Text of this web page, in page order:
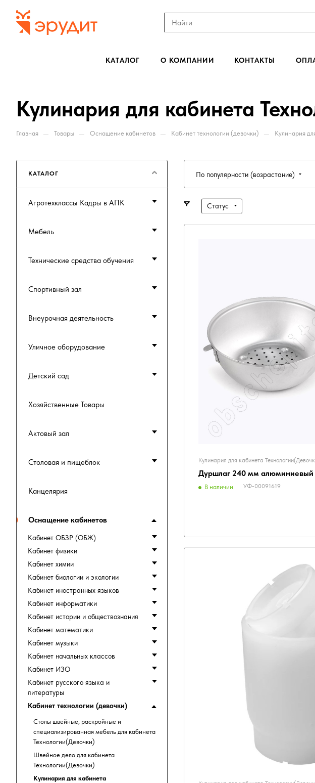
КАТАЛОГ О КОМПАНИИ КОНТАКТЫ
Кулинария для кабинета
Главная — Товары — Оснащение кабинетов — Кабинет технологии (девочки) — Кулинария
По популярности (возрастание)
Статус
Кулинария для кабинета
Дуршлаг 240 мм
В наличии УФ-00091619
КАТАЛОГ
Агротехклассы Кадры в АПК
Мебель
Технические средства обучения
Спортивный зал
Внеурочная деятельность
Уличное оборудование
Детский сад
Хозяйственные Товары
Актовый зал
Столовая и пищеблок
Канцелярия
Оснащение кабинетов
Кабинет ОБЗР (ОБЖ)
Кабинет физики
Кабинет химии
Кабинет биологии и экологии
Кабинет иностранных языков
Кабинет информатики
Кабинет истории и обществознания
Кабинет математики
Кабинет музыки
Кабинет начальных классов
Кабинет ИЗО
Кабинет русского языка и
литературы
Кабинет технологии (девочки)
Столы швейные, раскройные и
специализированная мебель для кабинета
Технологии(Девочки)
Швейное дело для кабинета
Технологии(Девочки)
Кулинария для кабинета